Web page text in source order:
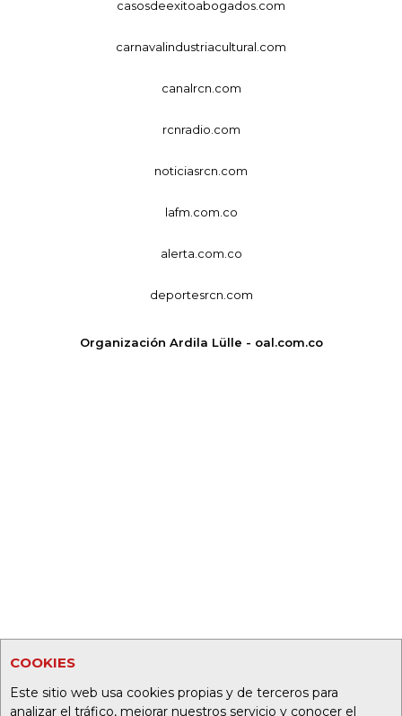
COOKIES
Este sitio web usa cookies propias y de terceros para
analizar el tráfico, mejorar nuestros servicio y conocer el
casosdeexitoabogados.com
carnavalindustriacultural.com
canalrcn.com
rcnradio.com
noticiasrcn.com
lafm.com.co
alerta.com.co
deportesrcn.com
Organización Ardila Lülle - oal.com.co